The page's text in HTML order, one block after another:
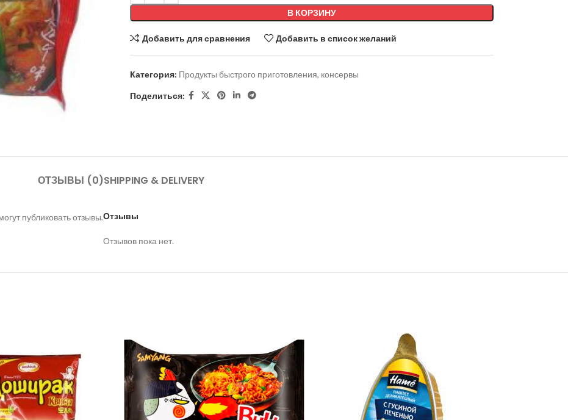
В КОРЗИНУ
Добавить для сравнения Добавить в список желаний
Категория: Продукты быстрого приготовления, консервы
Поделиться:
ОТЗЫВЫ (0)SHIPPING & DELIVERY
Отзывы
Отзывов пока нет.
публиковать отзывы.